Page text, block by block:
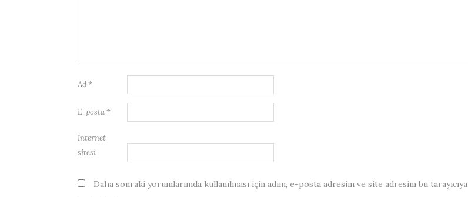
Ad *
E-posta *
İnternet
sitesi
Daha sonraki yorumlarımda kullanılması için adım, e-posta adresim ve site adresim bu tarayıcıya